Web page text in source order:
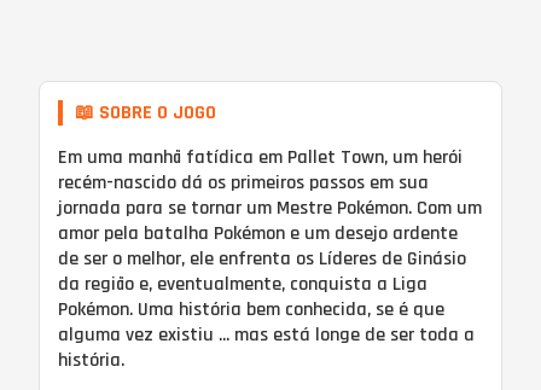
📖 SOBRE O JOGO
Em uma manhã fatídica em Pallet Town, um herói
recém-nascido dá os primeiros passos em sua
jornada para se tornar um Mestre Pokémon. Com um
amor pela batalha Pokémon e um desejo ardente
de ser o melhor, ele enfrenta os Líderes de Ginásio
da região e, eventualmente, conquista a Liga
Pokémon. Uma história bem conhecida, se é que
alguma vez existiu ... mas está longe de ser toda a
história.